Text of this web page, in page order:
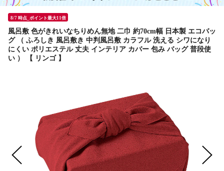
8/7 時点_ポイント最大11倍
風呂敷 色がきれいなちりめん無地 二巾 約70cm幅 日本製 エコバッ
グ （ ふろしき 風呂敷き 中判風呂敷 カラフル 洗える シワになり
にくい ポリエステル 丈夫 インテリア カバー 包み バッグ 普段使
い ） 【 リンゴ 】